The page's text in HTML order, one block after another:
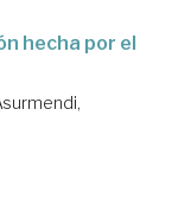
hecha por el